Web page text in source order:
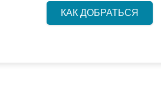
КАК ДОБРАТЬСЯ